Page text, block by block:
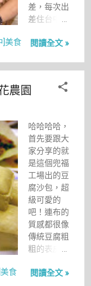
百業蕭條，
連假日都很
次拿到的採
為坪林女婿
的大中還哈
怎麼會好
玩？」 可
是，當我看
到金瓜寮溪
賞魚蕨類步
道那一刻，
我卻對坪林
多了好多分
好感。
差，每次出
差住台中，
們都會從彰
我喝茶吃宵
夜，真的很
溫暖。這一
約了住在逢
甲夜市旁的
小青弟，加
上攝影師也
想吃吃喝
喝，這一天
我真是狂吃
猛吃拼了不
少，回來後
體重當然又
快要增加逼
了。
]美食 閱讀全文 »
農園
哈哈哈哈，
首先要跟大
家分享的就
是這個兜福
工場出的豆
腐沙包，超
級可愛的
吧！連布的
質感都很像
傳統豆腐粗
粗的表皮，
歡超愛。
食 閱讀全文 »